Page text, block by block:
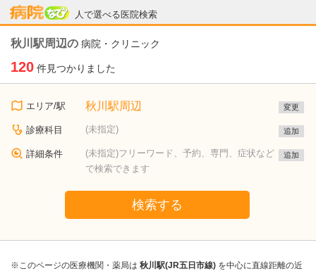
人で選べる医院検索
病院なび
秋川駅周辺の 病院・クリニック
120 件見つかりました
エリア/駅 秋川駅周辺 変更
診療科目 (未指定) 追加
詳細条件
(未指定)フリーワード、予約、専門、症状など
で検索できます
追加
検索する
※このページの医療機関・薬局は 秋川駅(JR五日市線) を中心に直線距離の近